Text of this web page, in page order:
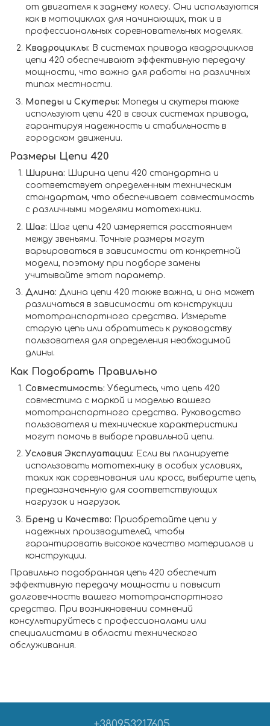
от двигателя к заднему колесу. Они используются
как в мотоциклах для начинающих, так и в
профессиональных соревновательных моделях.
Квадроциклы: В системах привода квадроциклов
цепи 420 обеспечивают эффективную передачу
мощности, что важно для работы на различных
типах местности.
Мопеды и Скутеры: Мопеды и скутеры также
используют цепи 420 в своих системах привода,
гарантируя надежность и стабильность в
городском движении.
Размеры Цепи 420
Ширина: Ширина цепи 420 стандартна и
соответствует определенным техническим
стандартам, что обеспечивает совместимость
с различными моделями мототехники.
Шаг: Шаг цепи 420 измеряется расстоянием
между звеньями. Точные размеры могут
варьироваться в зависимости от конкретной
модели, поэтому при подборе замены
учитывайте этот параметр.
Длина: Длина цепи 420 также важна, и она может
различаться в зависимости от конструкции
мототранспортного средства. Измерьте
старую цепь или обратитесь к руководству
пользователя для определения необходимой
длины.
Как Подобрать Правильно
Совместимость: Убедитесь, что цепь 420
совместима с маркой и моделью вашего
мототранспортного средства. Руководство
пользователя и технические характеристики
могут помочь в выборе правильной цепи.
Условия Эксплуатации: Если вы планируете
использовать мототехнику в особых условиях,
таких как соревнования или кросс, выберите цепь,
предназначенную для соответствующих
нагрузок и нагрузок.
Бренд и Качество: Приобретайте цепи у
надежных производителей, чтобы
гарантировать высокое качество материалов и
конструкции.
Правильно подобранная цепь 420 обеспечит
эффективную передачу мощности и повысит
долговечность вашего мототранспортного
средства. При возникновении сомнений
консультируйтесь с профессионалами или
специалистами в области технического
обслуживания.